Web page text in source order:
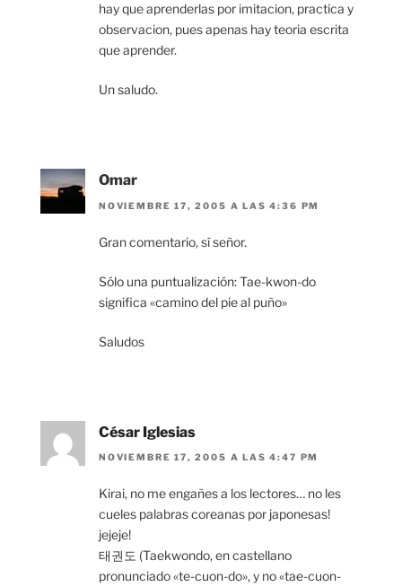
hay que aprenderlas por imitacion, practica y
observacion, pues apenas hay teoria escrita
que aprender.
Un saludo.
Omar
NOVIEMBRE 17, 2005 A LAS 4:36 PM
Gran comentario, sí señor.
Sólo una puntualización: Tae-kwon-do
significa «camino del pie al puño»
Saludos
César Iglesias
NOVIEMBRE 17, 2005 A LAS 4:47 PM
Kirai, no me engañes a los lectores… no les
cueles palabras coreanas por japonesas!
jejeje!
태권도 (Taekwondo, en castellano
pronunciado «te-cuon-do», y no «tae-cuon-